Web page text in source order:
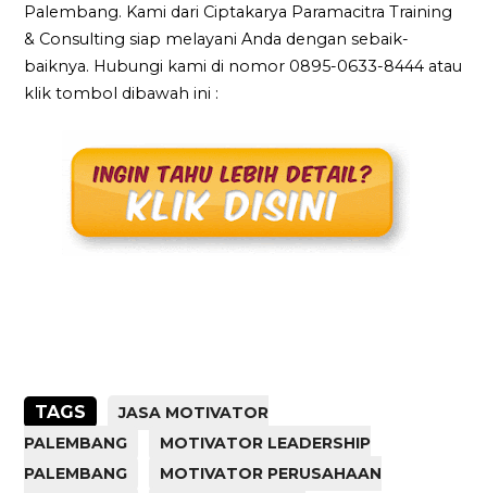
Palembang. Kami dari Ciptakarya Paramacitra Training
& Consulting siap melayani Anda dengan sebaik-
baiknya. Hubungi kami di nomor 0895-0633-8444 atau
klik tombol dibawah ini :
TAGS
JASA MOTIVATOR
PALEMBANG
MOTIVATOR LEADERSHIP
PALEMBANG
MOTIVATOR PERUSAHAAN